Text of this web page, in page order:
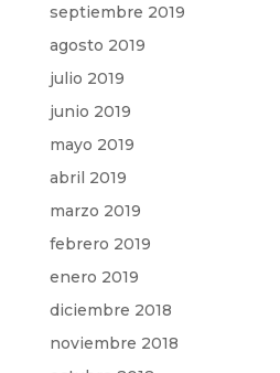
septiembre 2019
agosto 2019
julio 2019
junio 2019
mayo 2019
abril 2019
marzo 2019
febrero 2019
enero 2019
diciembre 2018
noviembre 2018